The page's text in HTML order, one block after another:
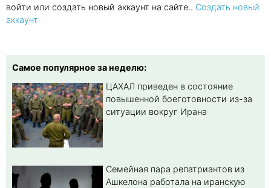
войти или создать новый аккаунт на сайте.. Создать новый
аккаунт
Самое популярное за неделю:
ЦАХАЛ приведен в состояние
повышенной боеготовности из-за
ситуации вокруг Ирана
Семейная пара репатриантов из
Ашкелона работала на иранскую